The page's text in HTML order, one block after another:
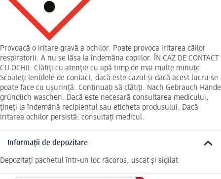
Provoacă o iritare gravă a ochilor. Poate provoca iritarea căilor
respiratorii. A nu se lăsa la îndemâna copiilor. ÎN CAZ DE CONTACT
CU OCHII: Clătiți cu atenție cu apă timp de mai multe minute.
Scoateți lentilele de contact, dacă este cazul și dacă acest lucru se
poate face cu ușurință. Continuați să clătiți. Nach Gebrauch Hände
gründlich waschen. Dacă este necesară consultarea medicului,
țineți la îndemână recipientul sau eticheta produsului. Dacă
iritarea ochilor persistă: consultaţi medicul.
Informații de depozitare
Depozitați pachetul într-un loc răcoros, uscat și sigilat